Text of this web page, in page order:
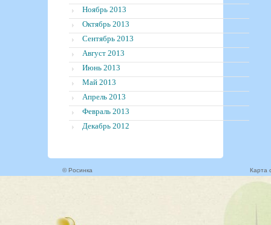
Ноябрь 2013
Октябрь 2013
Сентябрь 2013
Август 2013
Июнь 2013
Май 2013
Апрель 2013
Февраль 2013
Декабрь 2012
© Росинка Карта